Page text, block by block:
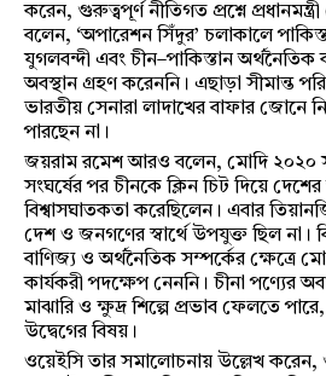
করেন, গুরুত্বপূর্ণ নীতিগত প্রশ্নে
বলেন, ‘অপারেশন সিঁদুর’ চলাকালে
যুগলবন্দী এবং চীন–পাকিস্তান
অবস্থান গ্রহণ করেননি। এছাড়া সীমান্ত
ভারতীয় সেনারা লাদাখের বাফার জোনে
পারছেন না।
জয়রাম রমেশ আরও বলেন, মোদি ২০২০
সংঘর্ষের পর চীনকে ক্লিন চিট দিয়ে দেশের
বিশ্বাসঘাতকতা করেছিলেন। এবার
দেশ ও জনগণের স্বার্থে উপযুক্ত ছিল না।
বাণিজ্য ও অর্থনৈতিক সম্পর্কের ক্ষেত্রে
কার্যকরী পদক্ষেপ নেননি। চীনা পণ্যের
মাঝারি ও ক্ষুদ্র শিল্পে প্রভাব ফেলতে
উদ্বেগের বিষয়।
ওয়েইসি তার সমালোচনায় উল্লেখ